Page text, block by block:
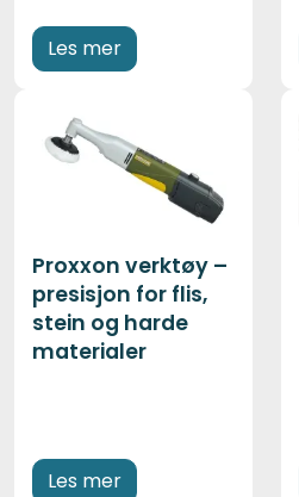
denne komplette
flekkguiden får du en
enkel oversikt over
rust, kalk, rødvin,
maling og andre
vanlige flekker – både
inne og ute. Finn riktig
renseprodukt og
metode for et trygt og
Les mer
Proxxon verktøy –
presisjon for flis,
stein og harde
materialer
Les mer